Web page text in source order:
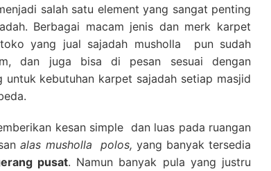
salah satu element yang sangat penting
Berbagai macam jenis dan merk karpet
yang jual sajadah musholla pun sudah
dan juga bisa di pesan sesuai dengan
kebutuhan karpet sajadah setiap masjid
kesan simple dan luas pada ruangan
alas musholla polos, yang banyak tersedia
pusat. Namun banyak pula yang justru